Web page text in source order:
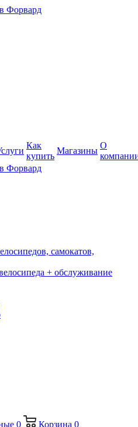
Как
купить
Магазины
О
самокатов,
+ обслуживание
0 Корзина 0